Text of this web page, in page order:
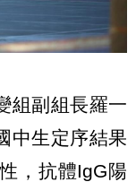
組副組長羅一
中生定序結果
，抗體IgG陽